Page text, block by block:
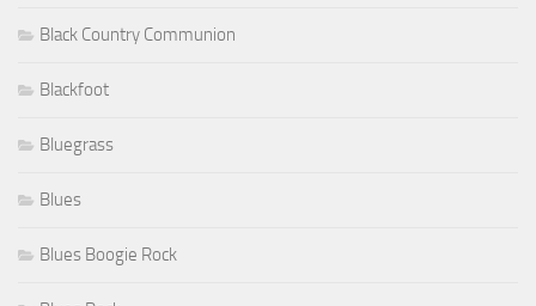
Black Country Communion
Blackfoot
Bluegrass
Blues
Blues Boogie Rock